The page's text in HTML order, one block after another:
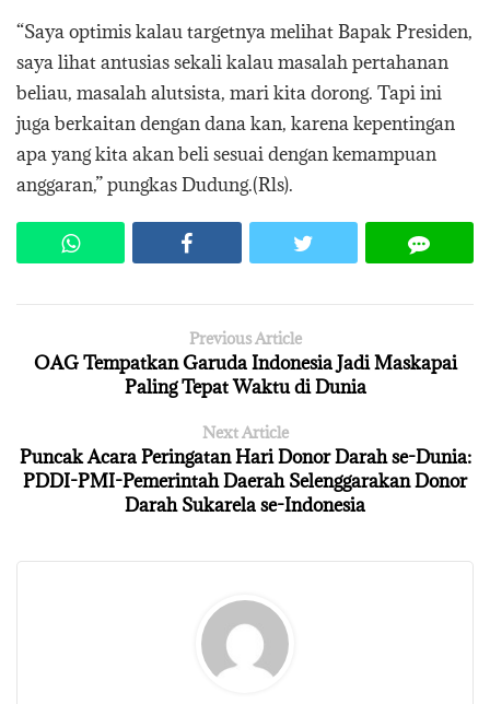
“Saya optimis kalau targetnya melihat Bapak Presiden,
saya lihat antusias sekali kalau masalah pertahanan
beliau, masalah alutsista, mari kita dorong. Tapi ini
juga berkaitan dengan dana kan, karena kepentingan
apa yang kita akan beli sesuai dengan kemampuan
anggaran,” pungkas Dudung.(Rls).
Previous Article
OAG Tempatkan Garuda Indonesia Jadi Maskapai
Paling Tepat Waktu di Dunia
Next Article
Puncak Acara Peringatan Hari Donor Darah se-Dunia:
PDDI-PMI-Pemerintah Daerah Selenggarakan Donor
Darah Sukarela se-Indonesia